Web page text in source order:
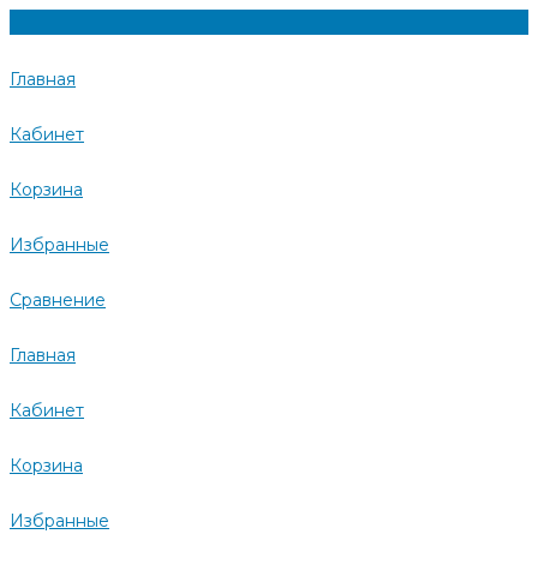
Главная
Кабинет
Корзина
Избранные
Сравнение
Главная
Кабинет
Корзина
Избранные